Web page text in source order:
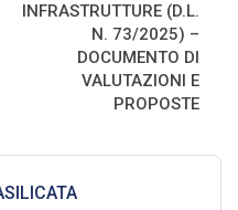
INFRASTRUTTURE (D.L.
N. 73/2025) –
DOCUMENTO DI
VALUTAZIONI E
PROPOSTE